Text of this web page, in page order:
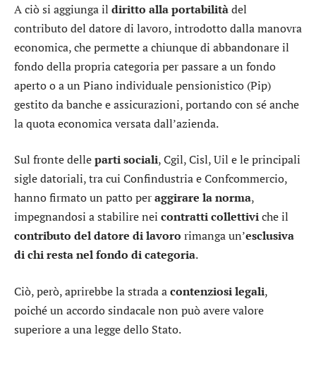
A ciò si aggiunga il diritto alla portabilitàdel
contributo del datore di lavoro, introdotto dalla manovra
economica, che permette a chiunque di abbandonare il
fondo della propria categoria per passare a un fondo
aperto o a un Piano individuale pensionistico (Pip)
gestito da banche e assicurazioni, portando con sé anche
la quota economica versata dall’azienda.
Sul fronte delleparti sociali, Cgil, Cisl, Uil e le principali
sigle datoriali, tra cui Confindustria e Confcommercio,
hanno firmato un patto peraggirare la norma,
impegnandosi a stabilire nei contratti collettiviche il
contributo del datore di lavoro rimanga un’esclusiva
di chi resta nel fondo di categoria.
Ciò, però, aprirebbe la strada acontenziosi legali,
poiché un accordo sindacale non può avere valore
superiore a una legge dello Stato.